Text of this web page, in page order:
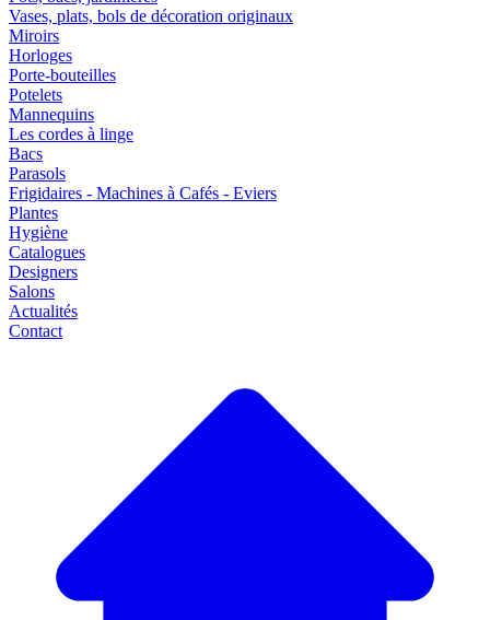
Vases, plats, bols de décoration originaux
Miroirs
Horloges
Porte-bouteilles
Potelets
Mannequins
Les cordes à linge
Bacs
Parasols
Frigidaires - Machines à Cafés - Eviers
Plantes
Hygiène
Catalogues
Designers
Salons
Actualités
Contact